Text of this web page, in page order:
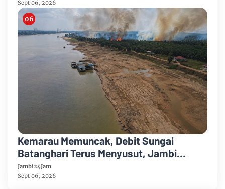
Sept 06, 2026
Kemarau Memuncak, Debit Sungai
Batanghari Terus Menyusut, Jambi
Hadapi Ancaman Krisis Air Bersih dan
Karhutla
Jambi24Jam
Sept 06, 2026